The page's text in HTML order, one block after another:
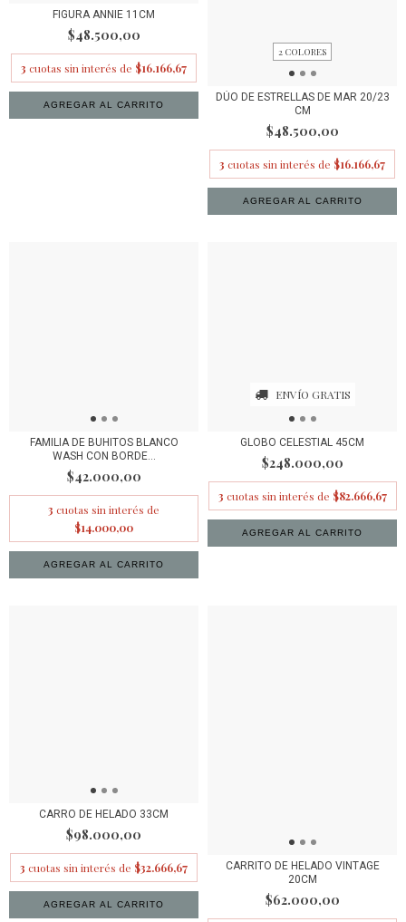
FIGURA ANNIE 11CM
$48.500,00
3 cuotas sin interés de $16.166,67
2 COLORES
DÚO DE ESTRELLAS DE MAR 20/23
CM
$48.500,00
3 cuotas sin interés de $16.166,67
AGREGAR AL CARRITO
FAMILIA DE BUHITOS BLANCO
WASH CON BORDE...
$42.000,00
3 cuotas sin interés de
$14.000,00
ENVÍO GRATIS
GLOBO CELESTIAL 45CM
$248.000,00
3 cuotas sin interés de $82.666,67
CARRO DE HELADO 33CM
$98.000,00
3 cuotas sin interés de $32.666,67
CARRITO DE HELADO VINTAGE
20CM
$62.000,00